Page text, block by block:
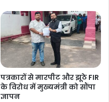
पत्रकारों से मारपीट और झूठे FIR
के विरोध में मुख्यमंत्री को सौंपा
ज्ञापन